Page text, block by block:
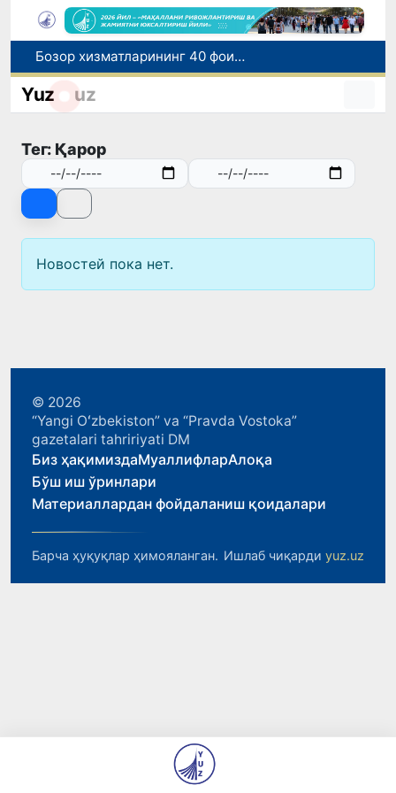
Бозор хизматларининг 40 фоиздан ортиғи пойтахт ҳиссасига тўғри келмоқда
“Мен таниган Ўзбекистон!”
Хорватияда юк ва йўловчи поездларининг тўқнашиб кетиши оқибатида 24 киши жабрланди
Yuz uz
Тег: Қарор
Новостей пока нет.
© 2026
“Yangi Oʻzbekiston” va “Pravda Vostoka”
gazetalari tahririyati DM
Биз ҳақимиздаМуаллифларАлоқа
Бўш иш ўринлари
Материаллардан фойдаланиш қоидалари
Барча ҳуқуқлар ҳимояланган. Ишлаб чиқарди yuz.uz